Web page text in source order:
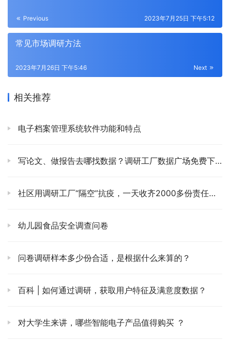
Previous 2023年7月25日 下午5:12
常见市场调研方法
Next
2023年7月26日 下午5:46
相关推荐
电子档案管理系统软件功能和特点
写论文、做报告去哪找数据？调研工厂数据广场免费下载！
社区用调研工厂“隔空”抗疫，一天收齐2000多份责任承诺书
幼儿园食品安全调查问卷
问卷调研样本多少份合适，是根据什么来算的？
百科 | 如何通过调研，获取用户特征及满意度数据？
对大学生来讲，哪些智能电子产品值得购买 ？